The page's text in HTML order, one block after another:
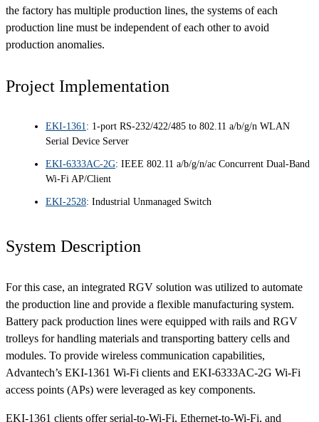
the factory has multiple production lines, the systems of each
production line must be independent of each other to avoid
production anomalies.
Project Implementation
EKI-1361 : 1-port RS-232/422/485 to 802.11 a/b/g/n WLAN
Serial Device Server
EKI-6333AC-2G: IEEE 802.11 a/b/g/n/ac Concurrent Dual-Band
Wi-Fi AP/Client
EKI-2528: Industrial Unmanaged Switch
System Description
For this case, an integrated RGV solution was utilized to automate
the production line and provide a flexible manufacturing system.
Battery pack production lines were equipped with rails and RGV
trolleys for handling materials and transporting battery cells and
modules. To provide wireless communication capabilities,
Advantech’s EKI-1361 Wi-Fi clients and EKI-6333AC-2G Wi-Fi
access points (APs) were leveraged as key components.
EKI-1361 clients offer serial-to-Wi-Fi, Ethernet-to-Wi-Fi, and